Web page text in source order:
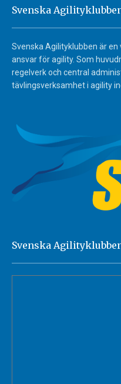
Svenska
Svenska Agilityklubben är
ansvar för agility. Som
regelverk och central
tävlingsverksamhet i agility
Svenska